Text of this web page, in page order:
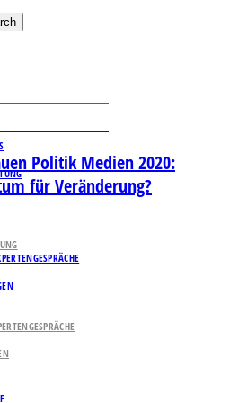
Politik Medien 2020:
für Veränderung?